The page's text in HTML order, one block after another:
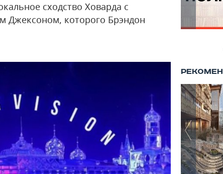
сходство Ховарда с
Джексоном, которого Брэндон